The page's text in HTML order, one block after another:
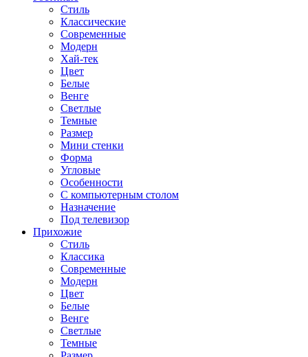
Стиль
Классические
Современные
Модерн
Хай-тек
Цвет
Белые
Венге
Светлые
Темные
Размер
Мини стенки
Форма
Угловые
Особенности
С компьютерным столом
Назначение
Под телевизор
Прихожие
Стиль
Классика
Современные
Модерн
Цвет
Белые
Венге
Светлые
Темные